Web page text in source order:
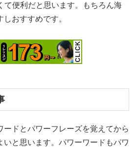
て便利だと思います。もちろん海
おすすめです。
ードとパワーフレーズを覚えてから
いと思います。パワーワードもパワ